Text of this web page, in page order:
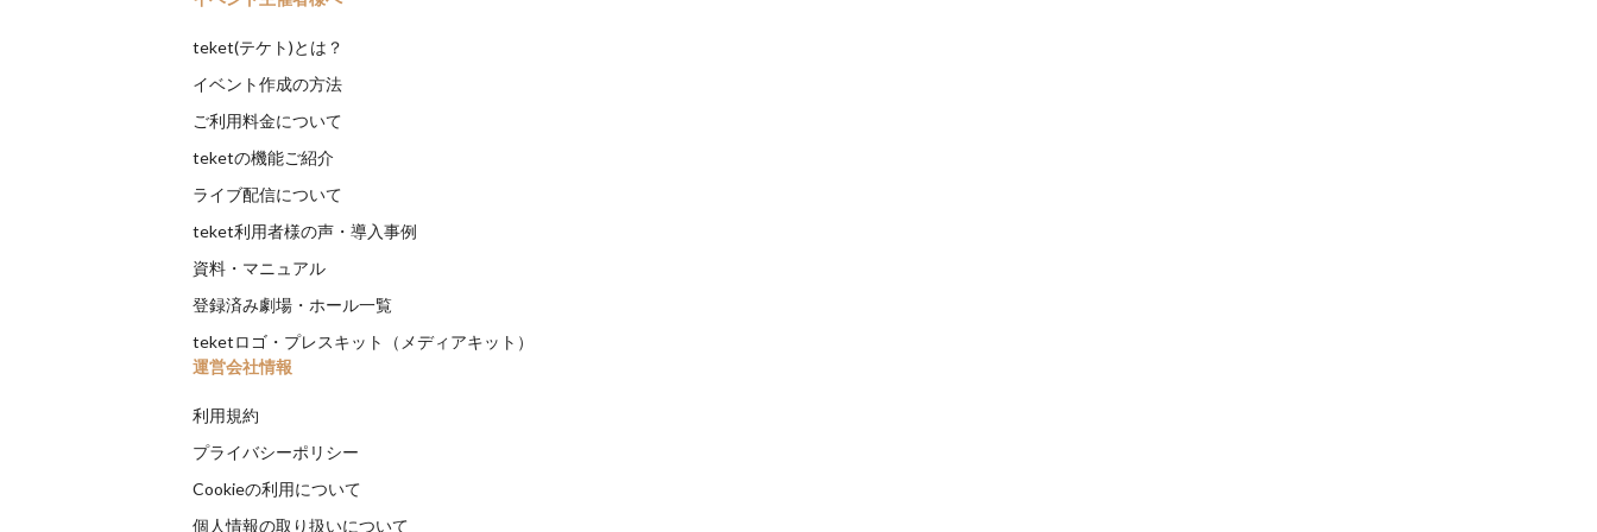
teket(テケト)とは？
イベント作成の方法
ご利用料金について
teketの機能ご紹介
ライブ配信について
teket利用者様の声・導入事例
資料・マニュアル
登録済み劇場・ホール一覧
teketロゴ・プレスキット（メディアキット）
運営会社情報
利用規約
プライバシーポリシー
Cookieの利用について
個人情報の取り扱いについて